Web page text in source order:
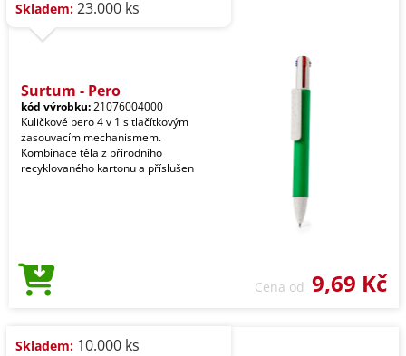
Skladem: 23.000 ks
Surtum - Pero
kód výrobku:21076004000
Kuličkové pero 4 v 1 s tlačítkovým
zasouvacím mechanismem.
Kombinace těla z přírodního
recyklovaného kartonu a příslušen
Cena od 9,69 Kč
Skladem: 10.000 ks